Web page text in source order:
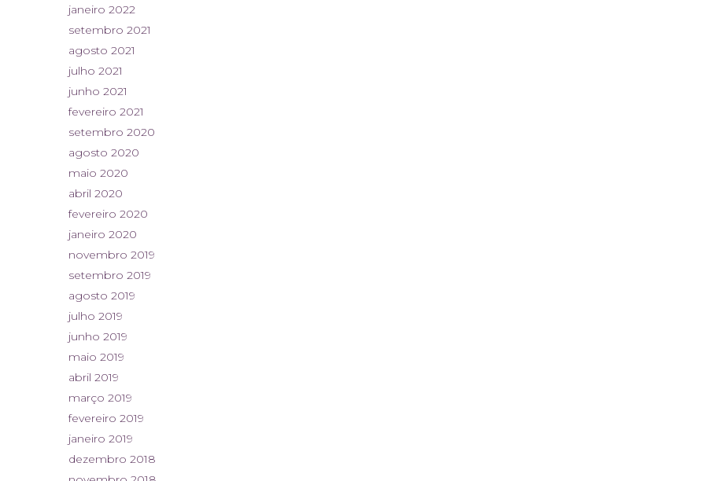
janeiro 2022
setembro 2021
agosto 2021
julho 2021
junho 2021
fevereiro 2021
setembro 2020
agosto 2020
maio 2020
abril 2020
fevereiro 2020
janeiro 2020
novembro 2019
setembro 2019
agosto 2019
julho 2019
junho 2019
maio 2019
abril 2019
março 2019
fevereiro 2019
janeiro 2019
dezembro 2018